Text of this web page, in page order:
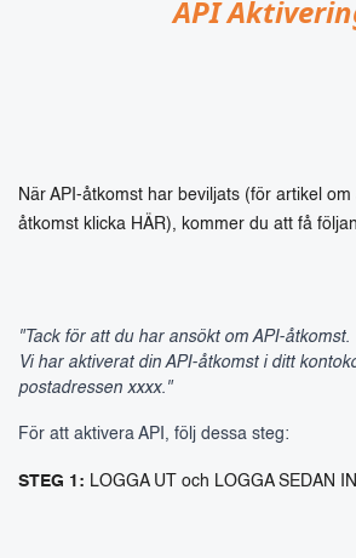
API
När API-åtkomst har beviljats (för artikel om
åtkomst klicka HÄR), kommer du att få
"Tack för att du har ansökt om API-åtkomst.
Vi har aktiverat din API-åtkomst i ditt
postadressen xxxx."
För att aktivera API, följ dessa steg:
STEG 1: LOGGA UT och LOGGA SEDAN IN